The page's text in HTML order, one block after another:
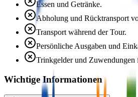
Essen und Getränke.
Abholung und Rücktransport
Transport während der Tour.
Persönliche Ausgaben und
Trinkgelder und Zuwendungen
Wichtige Informationen